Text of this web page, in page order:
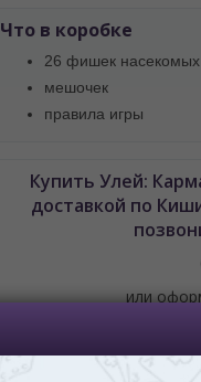
Что в коробке
26 фишек насекомых
мешочек
правила игры
Купить Улей:
доставкой по
или